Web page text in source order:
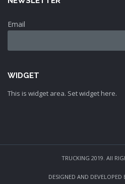
Email
WIDGET
This is widget area. Set widget here.
TRUCKING 2019. All
DESIGNED AND DEVELOPED